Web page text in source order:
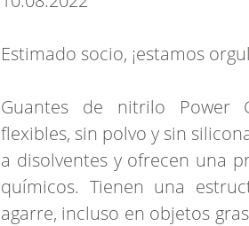
Estimado socio, ¡estamos
Guantes de nitrilo Power
flexibles, sin polvo y sin
a disolventes y ofrecen una
químicos. Tienen una
agarre, incluso en objetos